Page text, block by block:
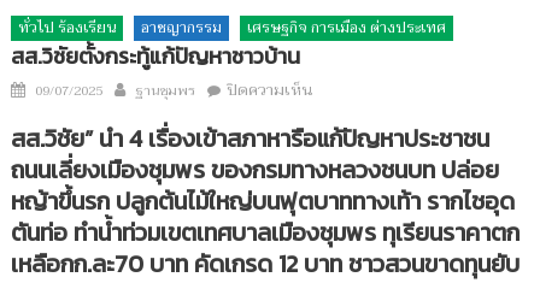
ทั่วไป ร้องเรียน อาชญากรรม เศรษฐกิจ การเมือง ต่างประเทศ
สส.วิชัยตั้งกระทู้แก้ปัญหาชาวบ้าน
Posted
09/07/2025 Author
ฐานชุมพร ปิดความเห็นบน
ตั้ง
กระทู้
แก้
ปัญหา
ชาว
สส.วิชัย” นำ 4 เรื่องเข้าสภาหารือแก้ปัญหาประชาชน
ถนนเลี่ยงเมืองชุมพร ของกรมทางหลวงชนบท ปล่อย
หญ้าขึ้นรก ปลูกต้นไม้ใหญ่บนฟุตบาททางเท้า รากไชอุด
ตันท่อ ทำน้ำท่วมเขตเทศบาลเมืองชุมพร ทุเรียนราคาตก
เหลือกก.ละ70 บาท คัดเกรด 12 บาท ชาวสวนขาดทุนยับ